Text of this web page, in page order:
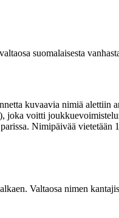
suomalaisesta
kuvaavia nimiä alettiin
joka voitti
Nimipäivää vietetään
Valtaosa nimen